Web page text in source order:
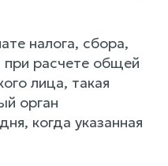
налога, сбора,
при расчете общей
лица, такая
орган
когда указанная